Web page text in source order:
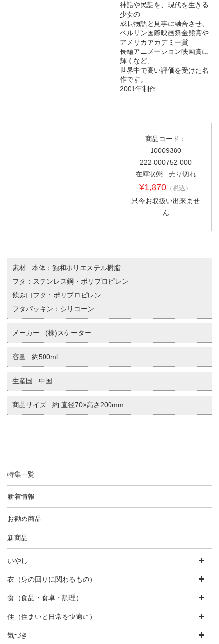
神話や民話を、現代を生きる
少女の
成長物語と見事に融合させ、
ベルリン国際映画祭金熊賞や
アメリカアカデミー賞
長編アニメーション映画賞に
輝くなど、
世界中で高い評価を受けた名
作です。
2001年制作
商品コード：
10009380
222-000752-000
在庫状態 : 売り切れ
¥1,870 （税込）
只今お取扱い出来ませ
ん
素材 : 本体：飽和ポリエステル樹脂
フタ：ステンレス鋼・ポリプロピレン
飲み口フタ：ポリプロピレン
フタパッキン：シリコーン
メーカー : (株)スケーター
容量 : 約500ml
生産国 : 中国
商品サイズ : 約 直径70×高さ200mm
特集一覧
新着情報
お勧め商品
新商品
いやし
衣（身の回りに関わるもの）
食（食品・食卓・調理）
住（住まいと日常を快適に）
気づき